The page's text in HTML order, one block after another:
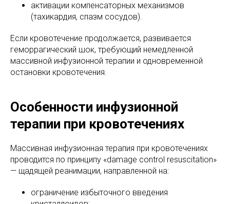
активации компенсаторных механизмов
(тахикардия, спазм сосудов).
Если кровотечение продолжается, развивается
геморрагический шок, требующий немедленной
массивной инфузионной терапии и одновременной
остановки кровотечения.
Особенности инфузионной
терапии при кровотечениях
Массивная инфузионная терапия при кровотечениях
проводится по принципу «damage control resuscitation»
— щадящей реанимации, направленной на:
ограничение избыточного введения